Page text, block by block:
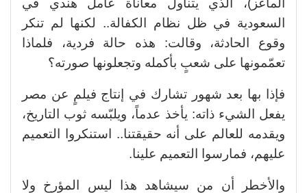
السعودية في ظل نظام الكفالة.. لكنها لم تنكر
وقوع الحادثة، وقالت: هذه حالة فردية، فلماذا
تعمّمونها على شعبٍ بأكمله وتجعلونها صورته؟
فإذا بها بعد شهور تشارك في إنتاج فيلمٍ عن مصر
يفعل الشيء ذاته: يأخذ عدماً، ويلبّسه ثوب التاريخ،
ويقدمه للعالم على أنه حقيقتنا.. استنكروا التعميم
عليهم، فمارسوا التعميم علينا.
والأخطر أن من سيشاهد هذا ليس المؤرخ ولا